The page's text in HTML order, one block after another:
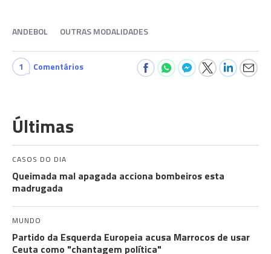
ANDEBOL OUTRAS MODALIDADES
1 Comentários
Últimas
CASOS DO DIA
Queimada mal apagada acciona bombeiros esta
madrugada
MUNDO
Partido da Esquerda Europeia acusa Marrocos de usar
Ceuta como "chantagem política"